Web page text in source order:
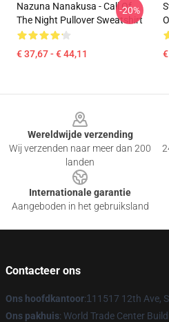
Nazuna Nanakusa - Call Of
The Night Pullover Sweatshirt
€ 37,67 - € 44,11
-20%
Wereldwijde verzending
Wij verzenden naar meer dan 200
landen
Internationale garantie
Aangeboden in het gebruiksland
Contacteer ons
Ons hoofdkantoor:1 11517 12th Ave,
Ons pakhuis: World Trade Center